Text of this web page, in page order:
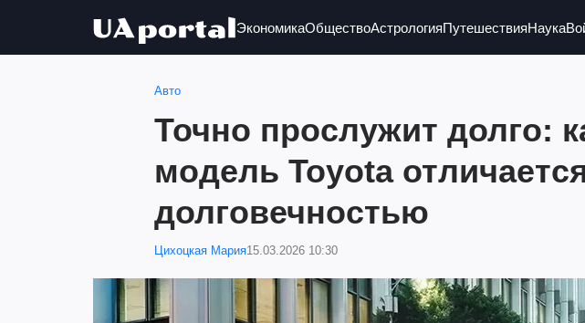
ЭкономикаОбществоАстрологияПутешествияНаука
Авто
Точно прослужит долго:
модель Toyota
долговечностью
Цихоцкая Мария15.03.2026 10:30